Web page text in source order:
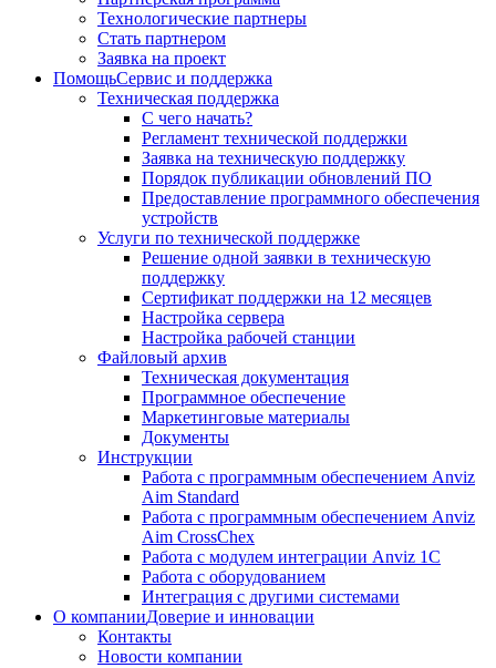
Технологические партнеры
Стать партнером
Заявка на проект
ПомощьСервис и поддержка
Техническая поддержка
С чего начать?
Регламент технической поддержки
Заявка на техническую поддержку
Порядок публикации обновлений ПО
Предоставление программного обеспечения
устройств
Услуги по технической поддержке
Решение одной заявки в техническую
поддержку
Сертификат поддержки на 12 месяцев
Настройка сервера
Настройка рабочей станции
Файловый архив
Техническая документация
Программное обеспечение
Маркетинговые материалы
Документы
Инструкции
Работа с программным обеспечением Anviz
Aim Standard
Работа с программным обеспечением Anviz
Aim CrossChex
Работа с модулем интеграции Anviz 1C
Работа с оборудованием
Интеграция с другими системами
О компанииДоверие и инновации
Контакты
Новости компании